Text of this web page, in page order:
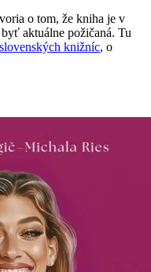
o tom, že kniha je v
aktuálne požičaná. Tu
knižníc, o